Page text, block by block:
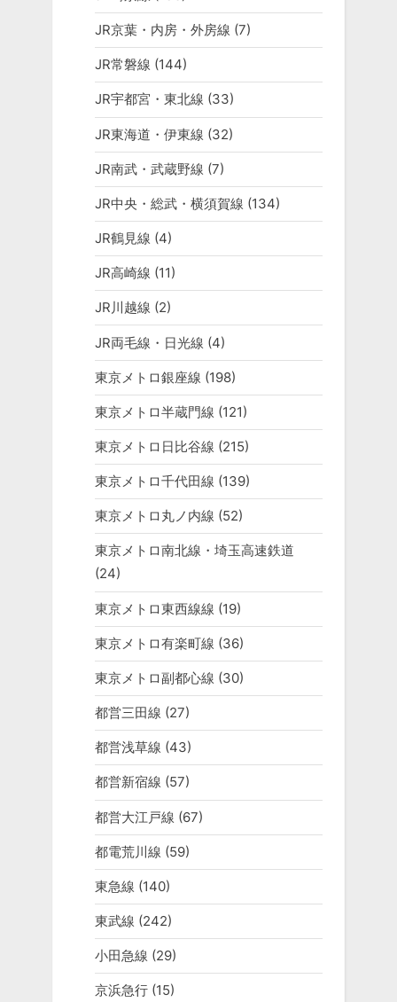
JR京葉・内房・外房線 (7)
JR常磐線 (144)
JR宇都宮・東北線 (33)
JR東海道・伊東線 (32)
JR南武・武蔵野線 (7)
JR中央・総武・横須賀線 (134)
JR鶴見線 (4)
JR高崎線 (11)
JR川越線 (2)
JR両毛線・日光線 (4)
東京メトロ銀座線 (198)
東京メトロ半蔵門線 (121)
東京メトロ日比谷線 (215)
東京メトロ千代田線 (139)
東京メトロ丸ノ内線 (52)
東京メトロ南北線・埼玉高速鉄道
(24)
東京メトロ東西線線 (19)
東京メトロ有楽町線 (36)
東京メトロ副都心線 (30)
都営三田線 (27)
都営浅草線 (43)
都営新宿線 (57)
都営大江戸線 (67)
都電荒川線 (59)
東急線 (140)
東武線 (242)
小田急線 (29)
京浜急行(15)